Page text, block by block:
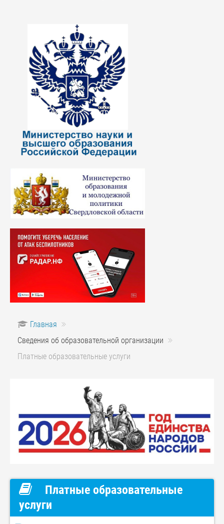
Главная
Сведения об образовательной организации
Платные образовательные услуги
Платные образовательные
услуги